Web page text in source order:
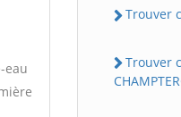
eau
Trouver
Trouver